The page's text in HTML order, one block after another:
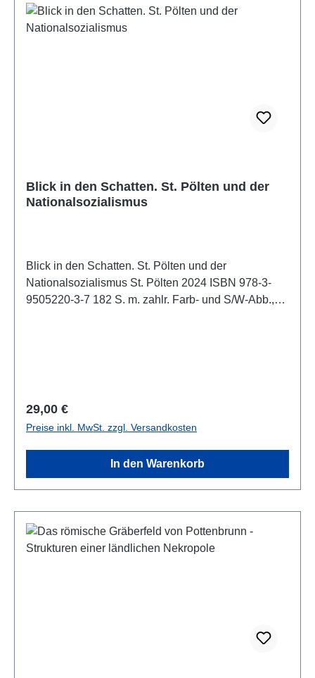
Blick in den Schatten. St. Pölten und der
Nationalsozialismus
Blick in den Schatten. St. Pölten und der
Nationalsozialismus St. Pölten 2024 ISBN 978-3-
9505220-3-7 182 S. m. zahlr. Farb- und S/W-Abb.,
Regulärer Preis:
29,00 €
Preise inkl. MwSt. zzgl. Versandkosten
In den Warenkorb